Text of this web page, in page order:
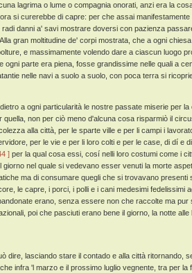
lagrima o lume o compagnia onorati, anzi era la
si curerebbe di capre: per che assai
danni a' savi mostrare doversi con pazienza
Alla gran moltitudine de' corpi mostrata, che a ogni
e massimamente volendo dare a ciascun luogo
ogni parte era piena, fosse grandissime nelle quali a
nelle navi a suolo a suolo, con poca terra si
a ogni particularità le nostre passate miserie per
quella, non per ciò meno d'alcuna cosa risparmiò il
alla città, per le sparte ville e per li campi i
per le vie e per li loro colti e per le case, di dí e
] per la qual cosa essi, cosí nelli loro costumi come i
giorno nel quale si vedevano esser venuti la morte
ma di consumare quegli che si trovavano presenti
le capre, i porci, i polli e i cani medesimi
erano, senza essere non che raccolte ma
poi che pasciuti erano bene il giorno, la notte
dire, lasciando stare il contado e alla città ritornando,
infra 'l marzo e il prossimo luglio vegnente, tra per